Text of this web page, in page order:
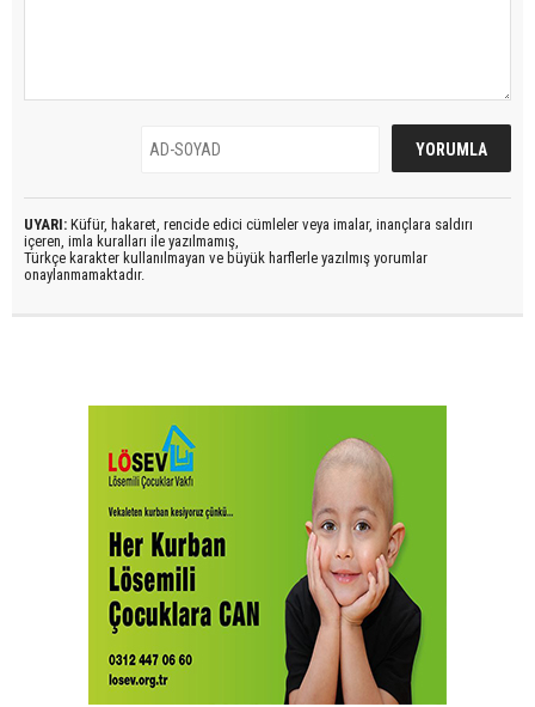
UYARI: Küfür, hakaret, rencide edici cümleler veya imalar, inançlara saldırı
içeren, imla kuralları ile yazılmamış,
Türkçe karakter kullanılmayan ve büyük harflerle yazılmış yorumlar
onaylanmamaktadır.